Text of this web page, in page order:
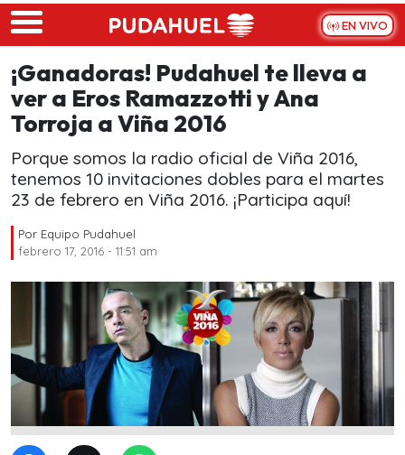
Skip to main content
EN VIVO
¡Ganadoras! Pudahuel te lleva a
ver a Eros Ramazzotti y Ana
Torroja a Viña 2016
Porque somos la radio oficial de Viña 2016,
tenemos 10 invitaciones dobles para el martes
23 de febrero en Viña 2016. ¡Participa aquí!
Por Equipo Pudahuel
febrero 17, 2016 - 11:51 am